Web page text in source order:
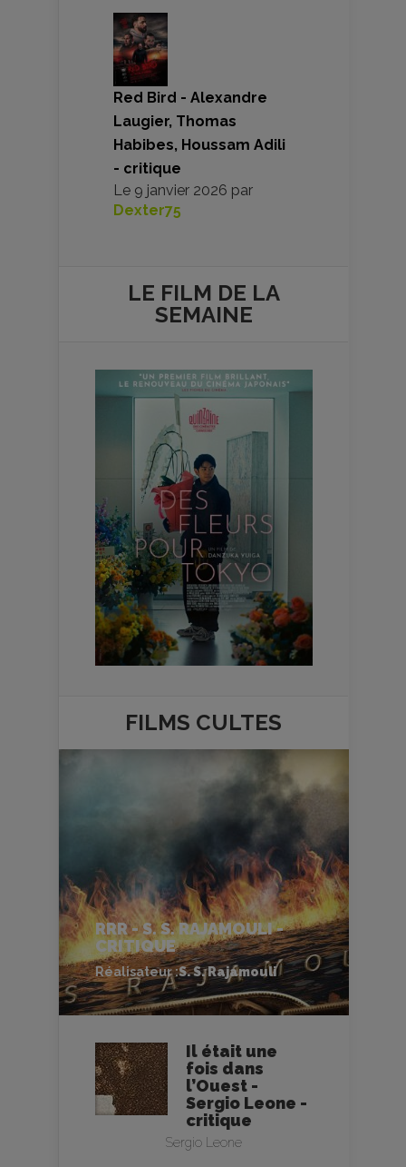
Red Bird - Alexandre
Laugier, Thomas
Habibes, Houssam Adili
- critique
Le 9 janvier 2026 par
Dexter75
LE FILM DE LA
SEMAINE
FILMS CULTES
RRR - S. S. RAJAMOULI -
CRITIQUE
Réalisateur :S. S. Rajamouli
Il était une
fois dans
l’Ouest -
Sergio Leone -
critique
Sergio Leone